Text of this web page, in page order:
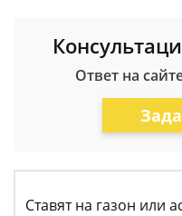
Ответ на
Ставят на газон или